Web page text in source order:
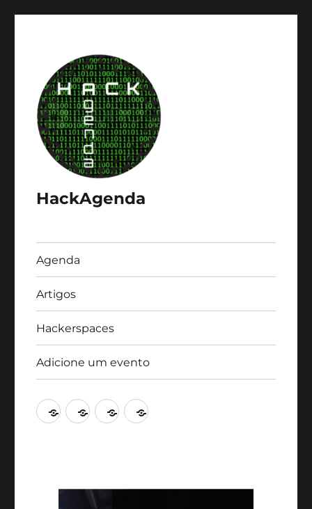
HackAgenda
Agenda
Artigos
Hackerspaces
Adicione um evento